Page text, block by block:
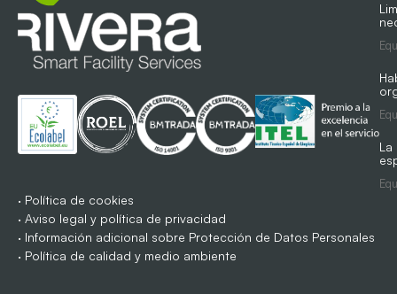
· Política de cookies
· Aviso legal y política de privacidad
· Información adicional sobre Protección de Datos Personales
· Política de calidad y medio ambiente